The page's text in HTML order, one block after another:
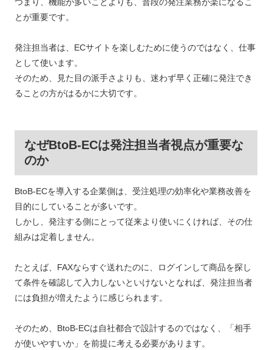
とが重要です。
発注担当者は、ECサイトを楽しむために使うのではなく、仕事
として使います。
そのため、見た目の派手さよりも、迷わず早く正確に発注でき
ることの方がはるかに大切です。
なぜBtoB-ECは発注担当者視点が重要な
のか
BtoB-ECを導入する企業側は、受注処理の効率化や業務改善を
目的にしていることが多いです。
しかし、発注する側にとって従来より使いにくければ、その仕
組みは定着しません。
たとえば、FAXならすぐ送れたのに、ログインして商品を探し
て条件を確認して入力しないといけないとなれば、発注担当者
には負担が増えたように感じられます。
そのため、BtoB-ECは自社都合で設計するのではなく、「相手
が使いやすいか」を前提に考える必要があります。